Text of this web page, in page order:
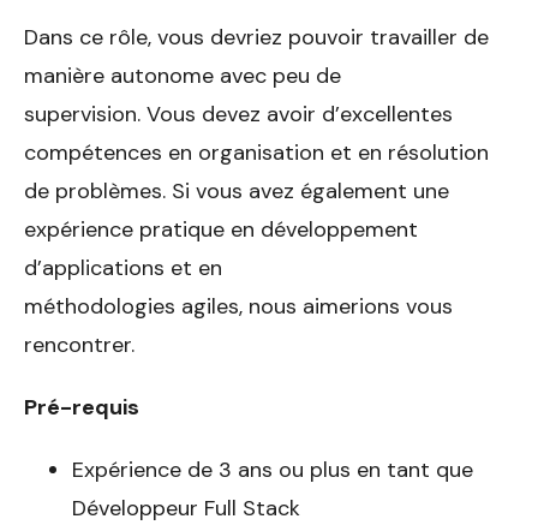
Dans ce rôle, vous devriez pouvoir travailler de
manière autonome avec peu de
supervision. Vous devez avoir d’excellentes
compétences en organisation et en résolution
de problèmes. Si vous avez également une
expérience pratique en développement
d’applications et en
méthodologies agiles, nous aimerions vous
rencontrer.
Pré-requis
Expérience de 3 ans ou plus en tant que
Développeur Full Stack